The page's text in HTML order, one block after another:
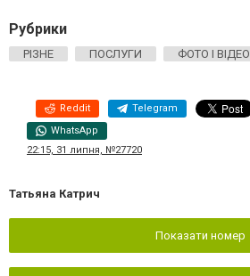
Рубрики
РІЗНЕ ПОСЛУГИ ФОТО І ВІДЕО
Reddit Telegram
WhatsApp
22:15, 31 липня, №27720
Татьяна Катрич
Показати номер